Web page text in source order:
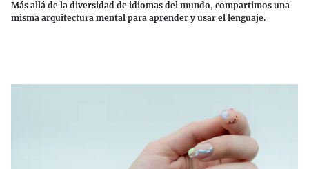
Más allá de la diversidad de idiomas del mundo, compartimos una
misma arquitectura mental para aprender y usar el lenguaje.